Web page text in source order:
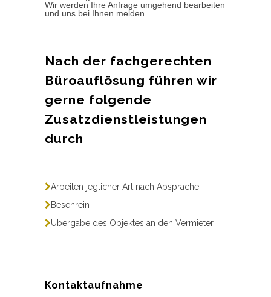
Wir werden Ihre Anfrage umgehend bearbeiten
und uns bei Ihnen melden.
Nach der fachgerechten
Büroauflösung führen wir
gerne folgende
Zusatzdienstleistungen
durch
Arbeiten jeglicher Art nach Absprache
Besenrein
Übergabe des Objektes an den Vermieter
Kontaktaufnahme